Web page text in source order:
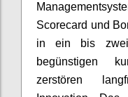
Scorecard und
in ein bis
begünstigen
zerstören